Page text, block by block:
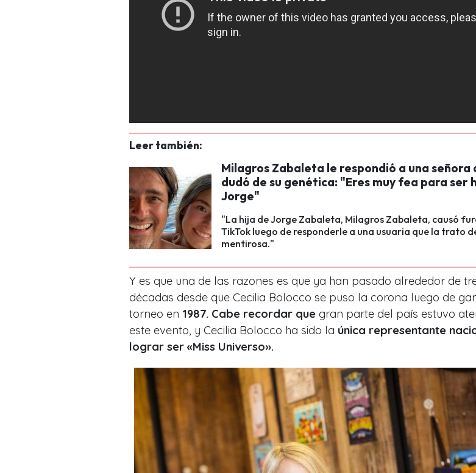
Leer también:
Milagros Zabaleta le respondió a una señora
dudó de su genética: "Eres muy fea para ser
Jorge"
"La hija de Jorge Zabaleta, Milagros Zabaleta, causó
TikTok luego de responderle a una usuaria que la trato
mentirosa."
Y es que una de las razones es que ya han pasado alrededor de
décadas desde que Cecilia Bolocco se puso la corona luego de
torneo en 1987. Cabe recordar que gran parte del país estuvo
este evento, y Cecilia Bolocco ha sido la única representante
lograr ser «Miss Universo».